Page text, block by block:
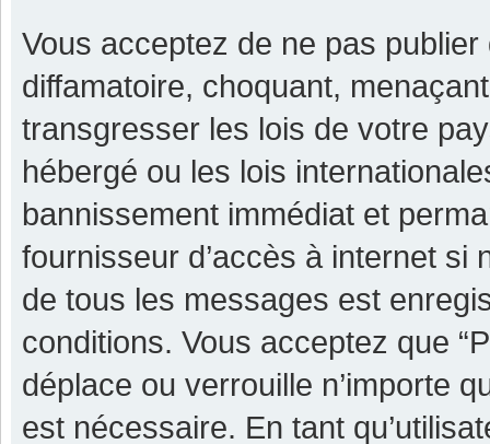
Vous acceptez de ne pas
diffamatoire, choquant,
transgresser les lois de votre
hébergé ou les lois
bannissement immédiat et
fournisseur d’accès à internet si
de tous les messages est
conditions. Vous acceptez que
déplace ou verrouille n’importe
est nécessaire. En tant